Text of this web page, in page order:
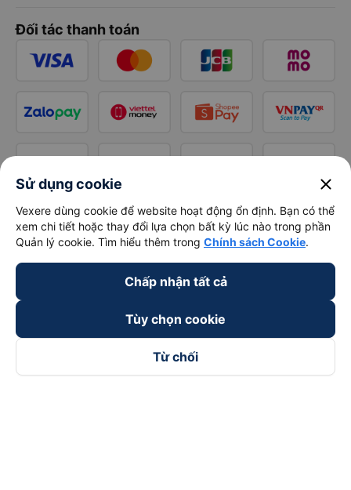
Đối tác thanh toán
Sử dụng cookie close
Vexere dùng cookie để website hoạt động ổn định. Bạn có thể
xem chi tiết hoặc thay đổi lựa chọn bất kỳ lúc nào trong phần
Quản lý cookie. Tìm hiểu thêm trong Chính sách Cookie.
Chấp nhận tất cả
Tùy chọn cookie
Từ chối